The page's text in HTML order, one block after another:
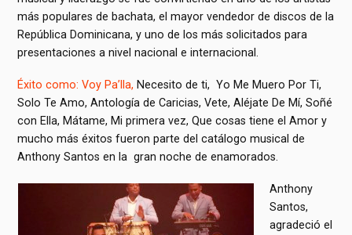
más populares de bachata, el mayor vendedor de discos de la
República Dominicana, y uno de los más solicitados para
presentaciones a nivel nacional e internacional.
Éxito como: Voy Pa’lla, Necesito de ti, Yo Me Muero Por Ti,
Solo Te Amo, Antología de Caricias, Vete, Aléjate De Mí, Soñé
con Ella, Mátame, Mi primera vez, Que cosas tiene el Amor y
mucho más éxitos fueron parte del catálogo musical de
Anthony Santos en la gran noche de enamorados.
Anthony
Santos,
agradeció el